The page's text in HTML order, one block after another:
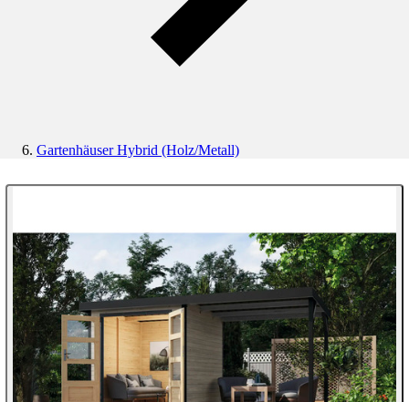
Gartenhäuser Hybrid (Holz/Metall)